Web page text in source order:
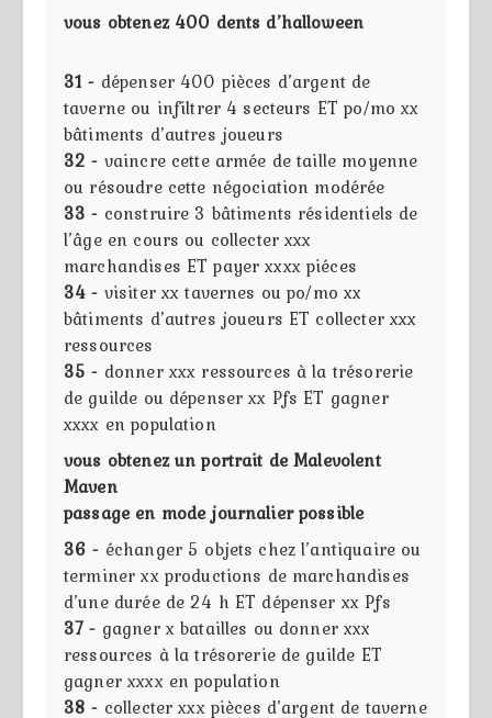
vous obtenez 400 dents d’halloween
31 - dépenser 400 pièces d’argent de
taverne ou infiltrer 4 secteurs ET po/mo xx
bâtiments d’autres joueurs
32 - vaincre cette armée de taille moyenne
ou résoudre cette négociation modérée
33 - construire 3 bâtiments résidentiels de
l’âge en cours ou collecter xxx
marchandises ET payer xxxx piéces
34 - visiter xx tavernes ou po/mo xx
bâtiments d’autres joueurs ET collecter xxx
ressources
35 - donner xxx ressources à la trésorerie
de guilde ou dépenser xx Pfs ET gagner
xxxx en population
vous obtenez un portrait de Malevolent
Maven
passage en mode journalier possible
36 - échanger 5 objets chez l’antiquaire ou
terminer xx productions de marchandises
d’une durée de 24 h ET dépenser xx Pfs
37 - gagner x batailles ou donner xxx
ressources à la trésorerie de guilde ET
gagner xxxx en population
38 - collecter xxx pièces d’argent de taverne